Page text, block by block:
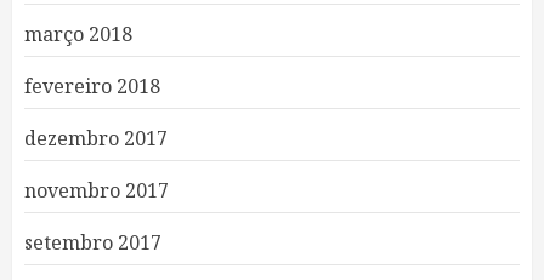
março 2018
fevereiro 2018
dezembro 2017
novembro 2017
setembro 2017